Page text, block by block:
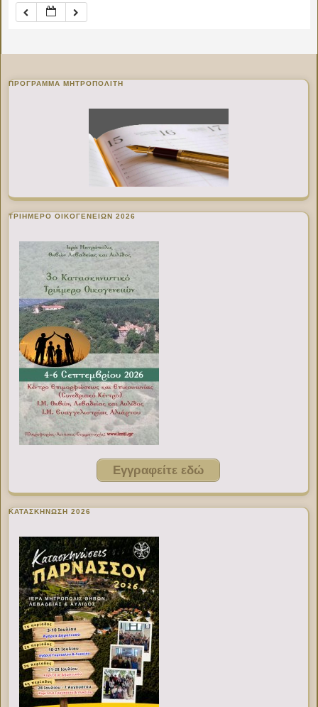
ΠΡΌΓΡΑΜΜΑ ΜΗΤΡΟΠΟΛΊΤΗ
ΤΡΙΗΜΕΡΟ ΟΙΚΟΓΕΝΕΙΩΝ 2026
Εγγραφείτε εδώ
ΚΑΤΑΣΚΗΝΩΣΗ 2026